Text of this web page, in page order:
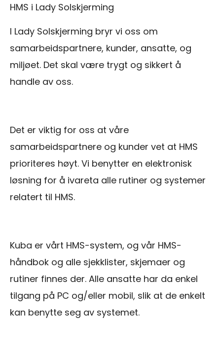
HMS i Lady Solskjerming
I Lady Solskjerming bryr vi oss om
samarbeidspartnere, kunder, ansatte, og
miljøet. Det skal være trygt og sikkert å
handle av oss.
Det er viktig for oss at våre
samarbeidspartnere og kunder vet at HMS
prioriteres høyt. Vi benytter en elektronisk
løsning for å ivareta alle rutiner og systemer
relatert til HMS.
Kuba er vårt HMS-system, og vår HMS-
håndbok og alle sjekklister, skjemaer og
rutiner finnes der. Alle ansatte har da enkel
tilgang på PC og/eller mobil, slik at de enkelt
kan benytte seg av systemet.